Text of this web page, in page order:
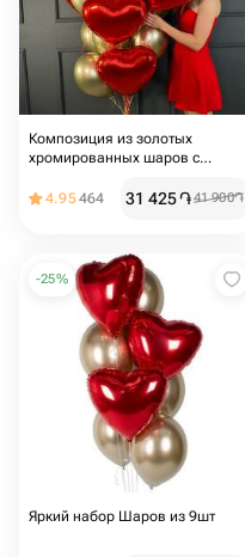
Композиция из золотых
хромированных шаров с
4.95464 31 425֏41 900֏
-25%
Яркий набор Шаров из 9шт